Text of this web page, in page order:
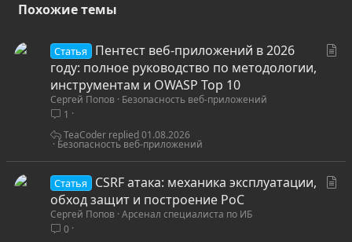
Похожие темы
Статья
Пентест веб-приложений в 2026
году: полное руководство по методологии,
инструментам и OWASP Top 10
Сергей Попов Безопасность веб-приложений
1
Безопасность веб-приложений
01.08.2026
TeaCoder
Статья
CSRF атака: механика эксплуатации,
обход защит и построение PoC
Сергей Попов Арсенал специалиста по ИБ
0